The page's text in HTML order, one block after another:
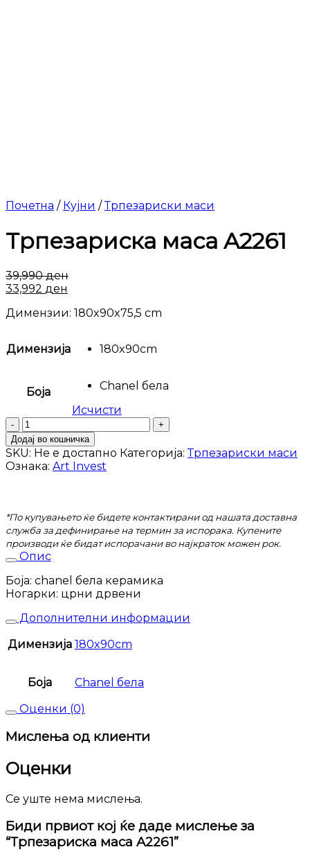
Почетна / Кујни / Трпезариски маси
Трпезариска маса A2261
39,990ден
33,992 ден
Димензии: 180x90x75,5 cm
Димензија 180x90cm
Боја
Chanel бела
Исчисти
Трпезариска
маса
A2261
количина
Додај во кошничка
SKU: Не е достапно Категорија:Трпезариски маси
Ознака: Art Invest
*По купувањето ќе бидете контактирани од нашата доставна
служба за дефинирање на термин за испорака. Купените
производи ќе бидат испорачани во најкраток можен рок.
Опис
Боја: chanel бела керамика
Ногарки: црни дрвени
Дополнителни информации
Димензија 180x90cm
Боја
Chanel бела
Оценки (0)
Мислења од клиенти
Оценки
Се уште нема мислења.
Биди првиот кој ќе даде мислење за
“Трпезариска маса A2261”